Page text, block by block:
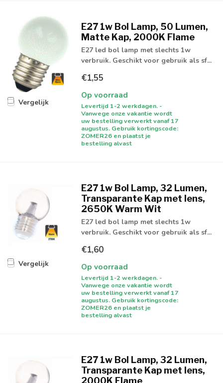
Vergelijk
E27 1w Bol Lamp, 50 Lumen,
Matte Kap, 2000K Flame
E27 led bol lamp met slechts 1w
verbruik. Geschikt voor gebruik als sf...
€1,55
Op voorraad
Levertijd 1-2 werkdagen. -
Vanwege onze vakantie wordt
uw bestelling verwerkt vanaf 17
augustus. Gebruik kortingscode:
ZOMER26 en plaatst je
bestelling alvast
Vergelijk
E27 1w Bol Lamp, 32 Lumen,
Transparante Kap met lens,
2650K Warm Wit
E27 led bol lamp met slechts 1w
verbruik. Geschikt voor gebruik als sf...
€1,60
Op voorraad
Levertijd 1-2 werkdagen. -
Vanwege onze vakantie wordt
uw bestelling verwerkt vanaf 17
augustus. Gebruik kortingscode:
ZOMER26 en plaatst je
bestelling alvast
E27 1w Bol Lamp, 32 Lumen,
Transparante Kap met lens,
2000K Flame